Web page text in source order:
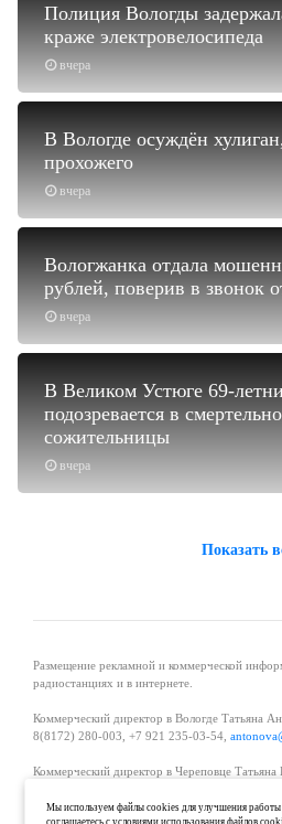
вчера
Полиция Вологды
краже электровелосипеда
вчера
В Вологде осуждён
прохожего
вчера
Вологжанка отдала
рублей, поверив в звонок
вчера
В Великом Устюге 69-
подозревается в
сожительницы
Показать
Размещение рекламной и коммерческой
радиостанциях и в интернете.
Коммерческий директор в Вологде Татьяна
8(8172) 280-003, +7 921 235-03-54,
Коммерческий директор в Череповце Татьяна
Мы используем файлы cookies для улучшения работы
соглашаетесь с условиями использования файлов